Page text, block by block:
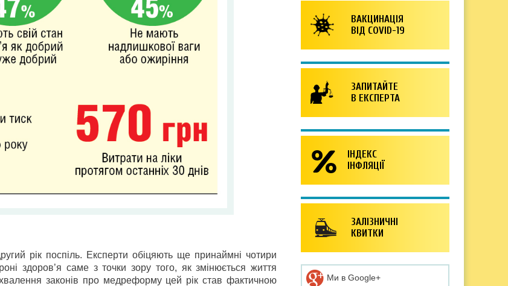
рік поспіль. Експерти обіцяють ще принаймні чотири
здоров’я саме з точки зору того, як змінюється життя
законів про медреформу цей рік став фактичною
ВАКЦИНАЦІЯ
ВІД COVID-19
ЗАПИТАЙТЕ
В ЕКСПЕРТА
ІНДЕКС
ІНФЛЯЦІЇ
ЗАЛІЗНИЧНІ
КВИТКИ
Ми в Google+